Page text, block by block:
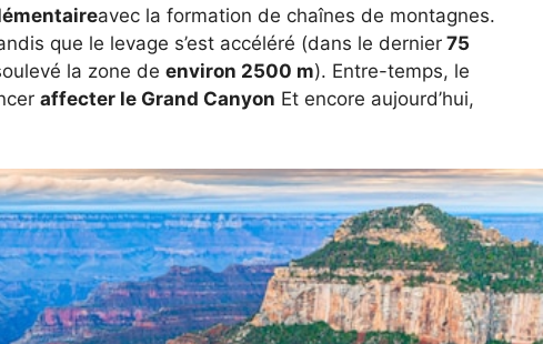
avec la formation de chaînes de montagnes.
que le levage s’est accéléré (dans le dernier 75
la zone de environ 2500 m). Entre-temps, le
affecter le Grand Canyon Et encore aujourd’hui,